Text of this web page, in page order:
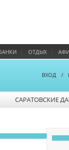
ОТДЫХ
ВХОД /
САРАТОВСКИЕ